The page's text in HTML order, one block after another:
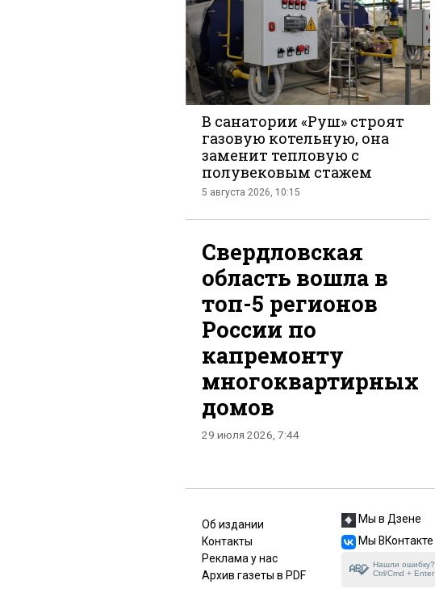
во
Вконтакте
В санатории «Руш» строят
газовую котельную, она
заменит тепловую с
полувековым стажем
5 августа 2026, 10:15
Свердловская
область вошла в
топ-5 регионов
России по
капремонту
многоквартирных
домов
29 июля 2026, 7:44
Об издании
Контакты
Реклама у нас
Архив газеты в PDF
Мы в Дзене
Мы ВКонтакте
Нашли ошибку?
Ctrl/Cmd + Enter